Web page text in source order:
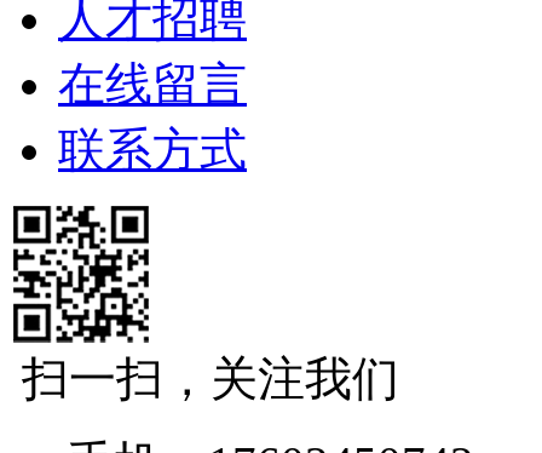
人才招聘
在线留言
联系方式
扫一扫，关注我们